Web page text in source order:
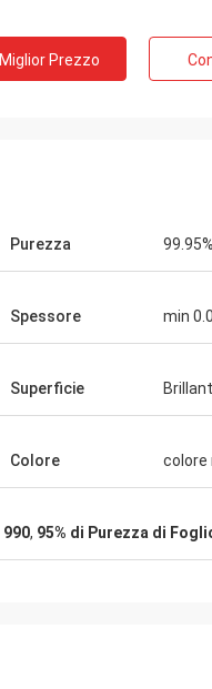
Miglior Prezzo
Purezza 99.95%
Spessore min
Superficie
Colore colore
990, 95% di Purezza di